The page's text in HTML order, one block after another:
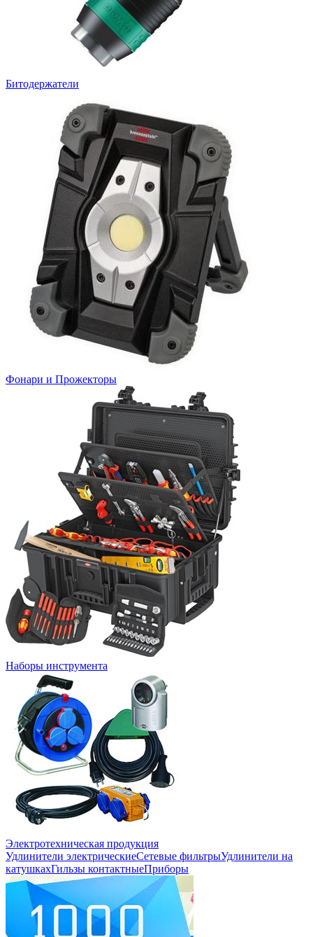
Битодержатели
Фонари и Прожекторы
Наборы инструмента
Электротехническая продукция
Удлинители электрическиеСетевые фильтрыУдлинители на
катушкахГильзы контактныеПриборы